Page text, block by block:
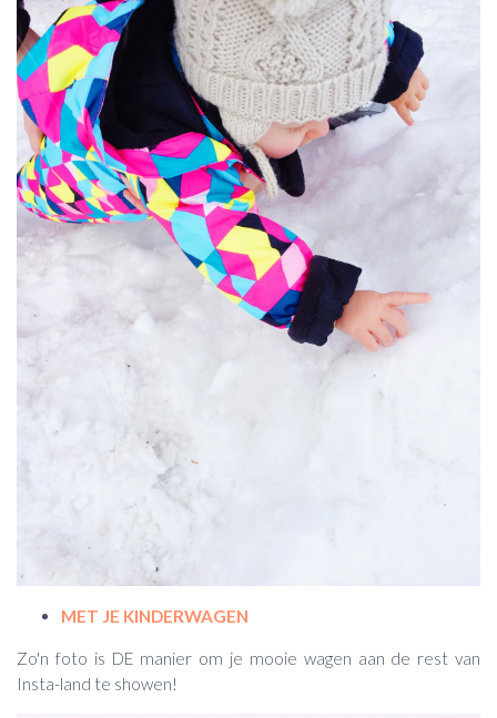
MET JE KINDERWAGEN
Zo'n foto is DE manier om je mooie wagen aan de rest van
Insta-land te showen!